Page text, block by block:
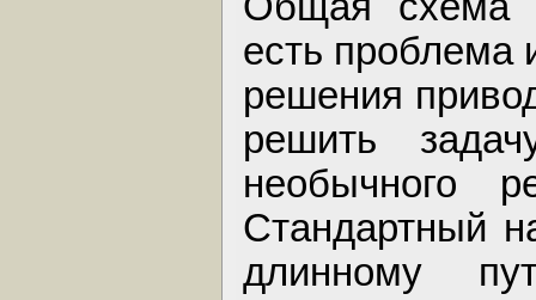
есть проблема
решения
решить
необычного
Стандартный
длинному